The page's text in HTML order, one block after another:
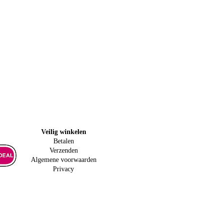
Veilig winkelen
Betalen
Verzenden
Algemene voorwaarden
Privacy